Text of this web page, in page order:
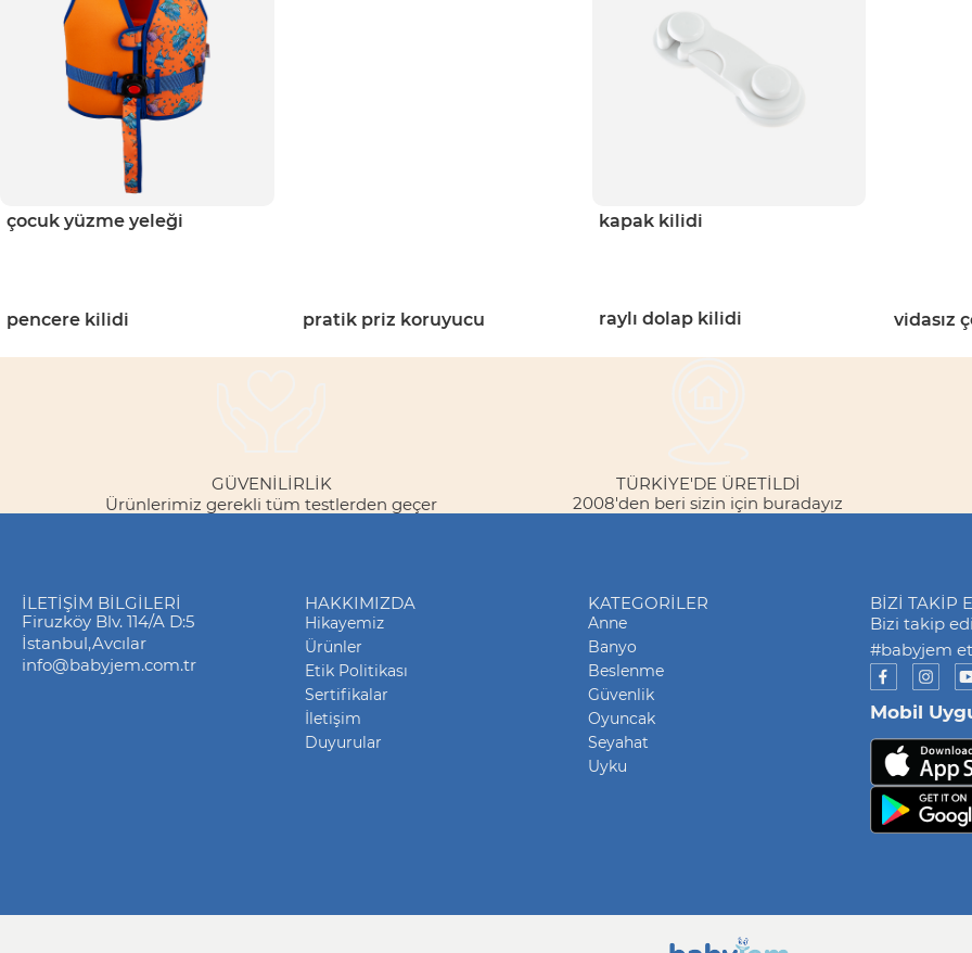
çocuk yüzme yeleği kapak kilidi
pencere kilidi pratik priz koruyucu raylı dolap kilidi vidasız
GÜVENILIRLIK
Ürünlerimiz gerekli tüm testlerden geçer
TÜRKİYE'DE ÜRETİLDİ
2008'den beri sizin için buradayız
İLETIŞIM BILGILERI
Firuzköy Blv. 114/A D:5
İstanbul,Avcılar
info@babyjem.com.tr
HAKKIMIZDA
Hikayemiz
Ürünler
Etik Politikası
Sertifikalar
İletişim
Duyurular
KATEGORILER
Anne
Banyo
Beslenme
Güvenlik
Oyuncak
Seyahat
Uyku
BİZİ TAKİP
Bizi takip
#babyjem
Mobil